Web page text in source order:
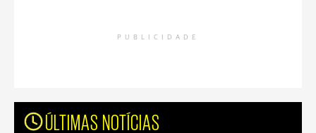
PUBLICIDADE
ÚLTIMAS NOTÍCIAS